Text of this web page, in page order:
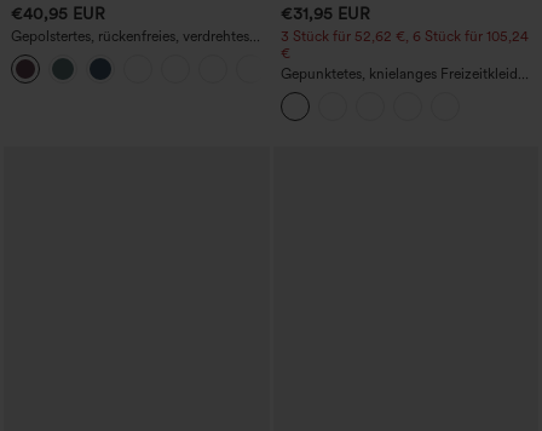
€40,95 EUR
Gepolstertes, rückenfreies, verdrehtes
Midi-Freizeitkleid mit Schlitz
€31,95 EUR
3 Stück für 52,62 €, 6 Stück für 105,24
€
Gepunktetes, knielanges Freizeitkleid
mit V-Ausschnitt und Kurzärmeln